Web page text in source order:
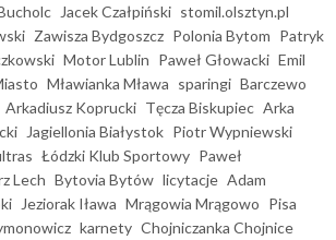
Jacek Czałpiński stomil.olsztyn.pl
Zawisza Bydgoszcz Polonia Bytom Patryk
Motor Lublin Paweł Głowacki Emil
Mławianka Mława sparingi Barczewo
Arkadiusz Koprucki Tęcza Biskupiec Arka
Jagiellonia Białystok Piotr Wypniewski
Łódzki Klub Sportowy Paweł
Lech Bytovia Bytów licytacje Adam
Jeziorak Iława Mrągowia Mrągowo Pisa
karnety Chojniczanka Chojnice